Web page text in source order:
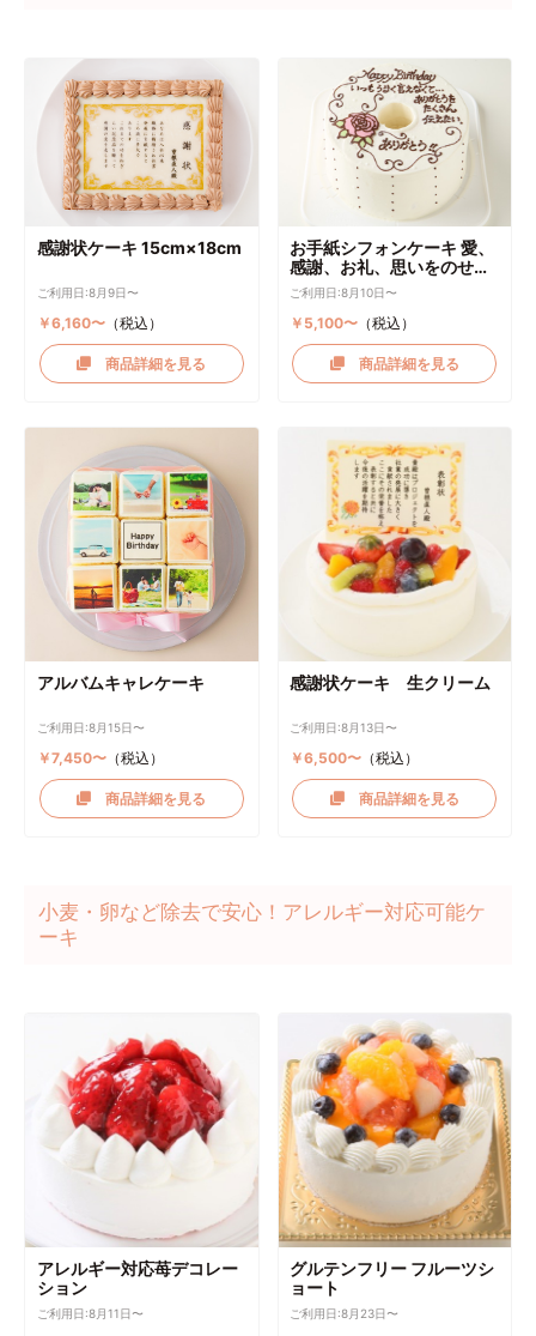
感謝状ケーキ 15cm×18cm
ご利用日:8月9日〜
￥6,160〜（税込）
商品詳細を見る
お手紙シフォンケーキ 愛、
感謝、お礼、思いをのせて
直径17cm
ご利用日:8月10日〜
￥5,100〜 （税込）
商品詳細を見る
アルバムキャレケーキ
ご利用日:8月15日〜
￥7,450〜（税込）
商品詳細を見る
感謝状ケーキ 生クリーム
ご利用日:8月13日〜
￥6,500〜 （税込）
商品詳細を見る
小麦・卵など除去で安心！アレルギー対応可能ケ
ーキ
アレルギー対応苺デコレー
ション
ご利用日:8月11日〜
グルテンフリー フルーツシ
ョート
ご利用日:8月23日〜